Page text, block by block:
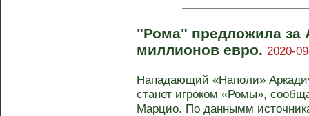
"Рома" предложила за
миллионов евро. 2020-
Нападающий «Наполи»
станет игроком «Ромы»,
Марцио. По даннымм